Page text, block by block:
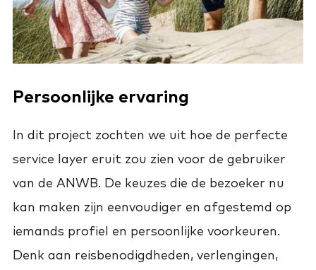
Persoonlijke ervaring
In dit project zochten we uit hoe de perfecte
service layer eruit zou zien voor de gebruiker
van de ANWB. De keuzes die de bezoeker nu
kan maken zijn eenvoudiger en afgestemd op
iemands profiel en persoonlijke voorkeuren.
Denk aan reisbenodigdheden, verlengingen,